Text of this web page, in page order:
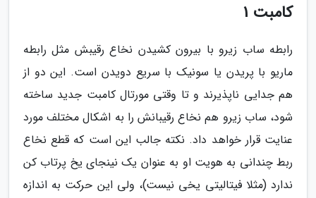
کامبت 1
رابطه ساب زیرو با بیرون کشیدن نخاع رقیبش مثل رابطه
ماریو با پریدن یا سونیک با سریع دویدن است. این دو از
هم جدایی ناپذیرند و تا وقتی مورتال کامبت جدید ساخته
شود، ساب زیرو هم نخاع رقیبانش را به اشکال مختلف مورد
عنایت قرار خواهد داد. نکته جالب این است که قطع نخاع
ربط چندانی به هویت او به عنوان یک نینجای یخ پرتاب کن
ندارد (مثلا فیتالیتی یخی نیست)، ولی این حرکت به اندازه